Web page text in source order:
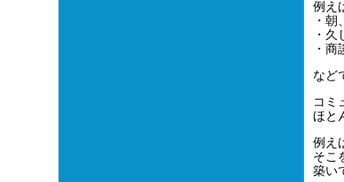
例え
・
・
・
など
コミ
ほと
例え
そこ
築い